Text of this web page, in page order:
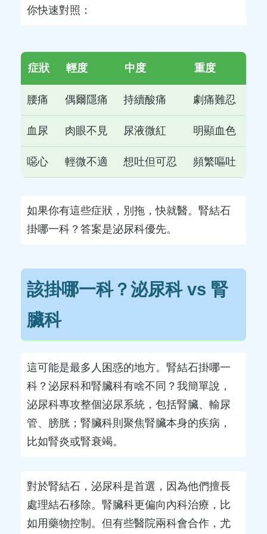
你快速對照：
症狀 輕度 中度 重度
腰痛 偶爾隱痛 持續酸痛 劇痛難忍
血尿 肉眼不見 尿液微紅 明顯血色
噁心 輕微不適 想吐但可忍 頻繁嘔吐
如果你有這些症狀，別拖，快就醫。腎結石
掛哪一科？答案是泌尿科優先。
該掛哪一科？泌尿科 vs 腎
臟科
這可能是最多人困惑的地方。腎結石掛哪一
科？泌尿科和腎臟科有啥不同？我簡單說，
泌尿科專攻整個泌尿系統，包括腎臟、輸尿
管、膀胱；腎臟科則聚焦腎臟本身的疾病，
比如腎炎或腎衰竭。
對於腎結石，泌尿科是首選，因為他們擅長
處理結石移除。腎臟科更偏向內科治療，比
如用藥物控制。但有些醫院兩科會合作，尤